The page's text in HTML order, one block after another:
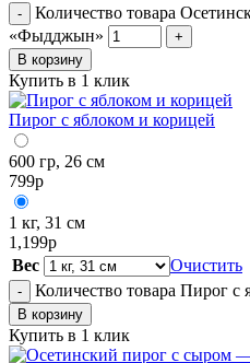
-
Количество товара
«Фыдджын»
+
В корзину
Купить в 1 клик
Пирог с яблоком и корицей
600 гр, 26 см
799р
1 кг, 31 см
1,199р
Вес
Очистить
- Количество товара Пирог с
В корзину
Купить в 1 клик